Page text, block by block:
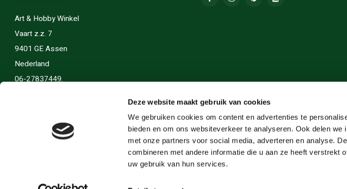
Deze website maakt gebruik van cookies
We gebruiken cookies om content en advertenties te
bieden en om ons websiteverkeer te analyseren. Ook delen
met onze partners voor social media, adverteren en analyse.
combineren met andere informatie die u aan ze heeft verstrekt
uw gebruik van hun services.
Art & Hobby Winkel
Vaart z.z. 7
9401 GE Assen
Nederland
06-27837449.